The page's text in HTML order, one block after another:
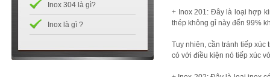
Inox 304 là gì?
Inox là gì ?
+ Inox 201: Đây là loại hợp
thép không gỉ này đến 99%
Tuy nhiên, cần tránh tiếp
có với điều kiện nó tiếp xúc